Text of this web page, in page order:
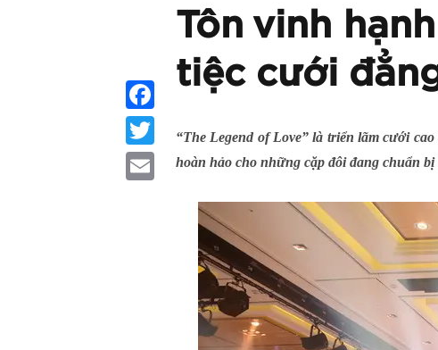
Tôn vinh
tiệc cưới
“The Legend of Love” là triển lãm cưới
hoàn hảo cho những cặp đôi đang chuẩn
Facebook
Twitter